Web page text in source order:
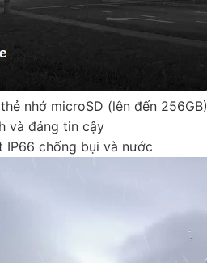
nhớ microSD (lên đến 256GB)
và đáng tin cậy
IP66 chống bụi và nước